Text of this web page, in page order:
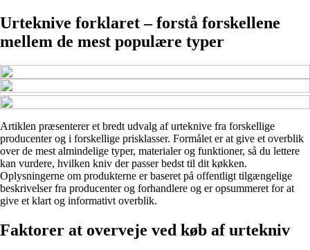
Urteknive forklaret – forstå forskellene
mellem de mest populære typer
Artiklen præsenterer et bredt udvalg af urteknive fra forskellige
producenter og i forskellige prisklasser. Formålet er at give et overblik
over de mest almindelige typer, materialer og funktioner, så du lettere
kan vurdere, hvilken kniv der passer bedst til dit køkken.
Oplysningerne om produkterne er baseret på offentligt tilgængelige
beskrivelser fra producenter og forhandlere og er opsummeret for at
give et klart og informativt overblik.
Faktorer at overveje ved køb af urtekniv